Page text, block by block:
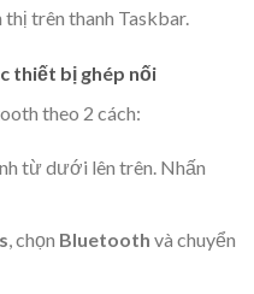
thị trên thanh Taskbar.
thiết bị ghép nối
theo 2 cách:
từ dưới lên trên. Nhấn
, chọn Bluetooth và chuyển